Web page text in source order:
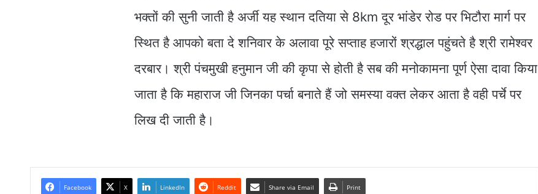
भक्तों की सुनी जाती है अर्जी यह स्थान दतिया से 8km दूर भांडेर रोड पर भिटौरा मार्ग पर
स्थित है आपको बता दे शनिवार के अलावा पूरे सप्ताह हजारों श्रद्धाल पहुंचते है श्री रामेश्वर
दरबार। श्री पंचमुखी हनुमान जी की कृपा से होती है सब की मनोकामना पूर्ण ऐसा दावा किया
जाता है कि महाराज जी जिनका पर्चा बनाते हैं जो समस्या वक्त लेकर आता है वही पर्चे पर
लिख दी जाती है।
Facebook X LinkedIn Reddit Share via Email Print